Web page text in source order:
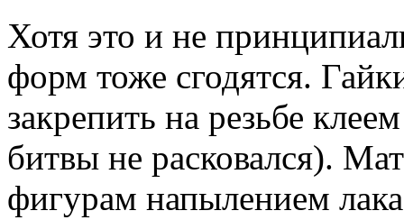
Хотя это и не
форм тоже сгодятся.
закрепить на резьбе
битвы не расковался).
фигурам напылением